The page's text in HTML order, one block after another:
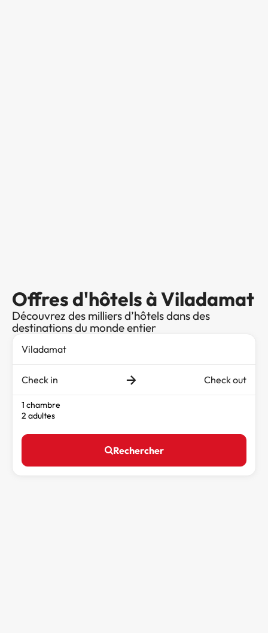
Offres d'hôtels à Viladamat
Découvrez des milliers d’hôtels dans des
destinations du monde entier
Check in Check out
1 chambre
2 adultes
Rechercher